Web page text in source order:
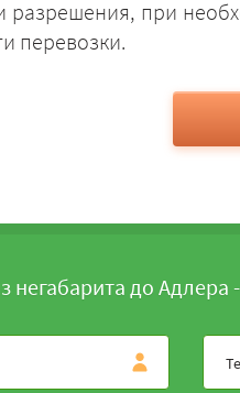
при
перевозки.
негабарита до Адлера